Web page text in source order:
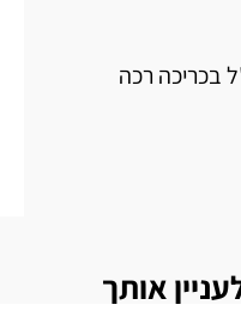
בכריכה רכה
אותך